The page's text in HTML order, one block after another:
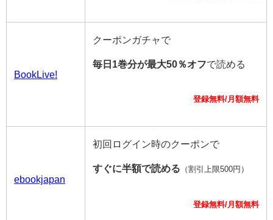
BookLive!
クーポンガチャで
毎日1巻分が最大50％オフで読める
登録無料/月額無料
ebookjapan
初回ログイン時のクーポンで
すぐに半額で読める （割引上限500円）
登録無料/月額無料